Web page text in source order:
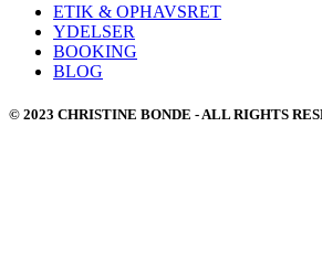
ETIK & OPHAVSRET
YDELSER
BOOKING
BLOG
© 2023 CHRISTINE BONDE - ALL RIGHTS